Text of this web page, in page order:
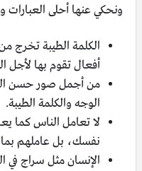
ونحكي عنها أحلى
الكلمة الطيبة تخرج
أفعال تقوم بها لأجل
من أجمل صور حسن
الوجه والكلمة الطيبة.
لا تعامل الناس كما
نفسك، بل عاملهم
الإنسان مثل سراج في